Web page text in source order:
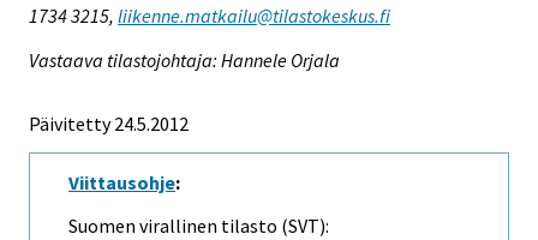
1734 3215, liikenne.matkailu@tilastokeskus.fi
Vastaava tilastojohtaja: Hannele Orjala
Päivitetty 24.5.2012
Viittausohje:
Suomen virallinen tilasto (SVT):